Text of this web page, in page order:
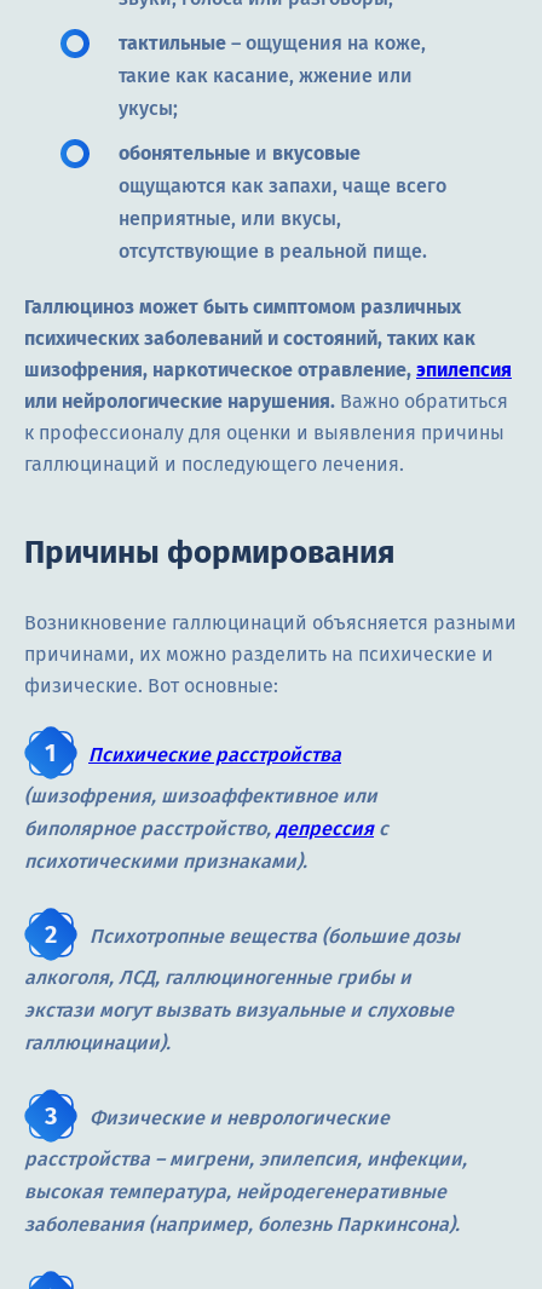
тактильные – ощущения на коже,
такие как касание, жжение или
укусы;
обонятельные и вкусовые
ощущаются как запахи, чаще всего
неприятные, или вкусы,
отсутствующие в реальной пище.
Галлюциноз может быть симптомом различных
психических заболеваний и состояний, таких как
шизофрения, наркотическое отравление, эпилепсия
или нейрологические нарушения. Важно обратиться
к профессионалу для оценки и выявления причины
галлюцинаций и последующего лечения.
Причины формирования
Возникновение галлюцинаций объясняется разными
причинами, их можно разделить на психические и
физические. Вот основные:
Психические расстройства
(шизофрения, шизоаффективное или
биполярное расстройство, депрессияс
психотическими признаками).
Психотропные вещества (большие дозы
алкоголя, ЛСД, галлюциногенные грибы и
экстази могут вызвать визуальные и слуховые
галлюцинации).
Физические и неврологические
расстройства – мигрени, эпилепсия, инфекции,
высокая температура, нейродегенеративные
заболевания (например, болезнь Паркинсона).